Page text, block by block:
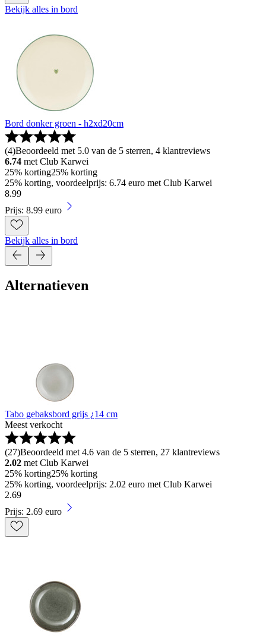
Bekijk alles in bord
Bord donker groen - h2xd20cm
(4)Beoordeeld met 5.0 van de 5 sterren, 4 klantreviews
6.74 met Club Karwei
25% korting25% korting
25% korting, voordeelprijs: 6.74 euro met Club Karwei
8.99
Prijs: 8.99 euro
Bekijk alles in bord
Alternatieven
Tabo gebaksbord grijs ¿14 cm
Meest verkocht
(27)Beoordeeld met 4.6 van de 5 sterren, 27 klantreviews
2.02 met Club Karwei
25% korting25% korting
25% korting, voordeelprijs: 2.02 euro met Club Karwei
2.69
Prijs: 2.69 euro